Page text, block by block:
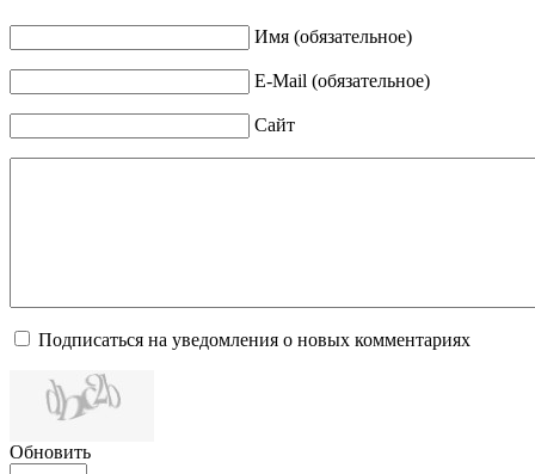
Имя (обязательное)
E-Mail (обязательное)
Сайт
Подписаться на уведомления о новых комментариях
Обновить